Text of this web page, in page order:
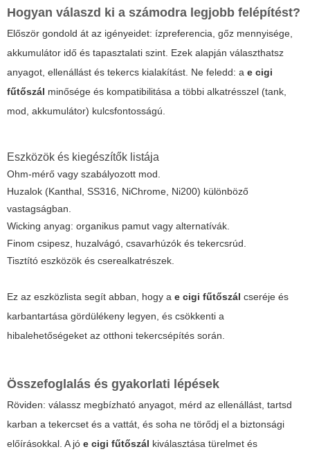
Hogyan válaszd ki a számodra legjobb felépítést?
Először gondold át az igényeidet: ízpreferencia, gőz mennyisége,
akkumulátor idő és tapasztalati szint. Ezek alapján választhatsz
anyagot, ellenállást és tekercs kialakítást. Ne feledd: a e cigi
fűtőszál minősége és kompatibilitása a többi alkatrésszel (tank,
mod, akkumulátor) kulcsfontosságú.
Eszközök és kiegészítők listája
Ohm-mérő vagy szabályozott mod.
Huzalok (Kanthal, SS316, NiChrome, Ni200) különböző
vastagságban.
Wicking anyag: organikus pamut vagy alternatívák.
Finom csipesz, huzalvágó, csavarhúzók és tekercsrúd.
Tisztító eszközök és cserealkatrészek.
Ez az eszközlista segít abban, hogy a e cigi fűtőszál cseréje és
karbantartása gördülékeny legyen, és csökkenti a
hibalehetőségeket az otthoni tekercsépítés során.
Összefoglalás és gyakorlati lépések
Röviden: válassz megbízható anyagot, mérd az ellenállást, tartsd
karban a tekercset és a vattát, és soha ne törődj el a biztonsági
előírásokkal. A jó e cigi fűtőszál kiválasztása türelmet és